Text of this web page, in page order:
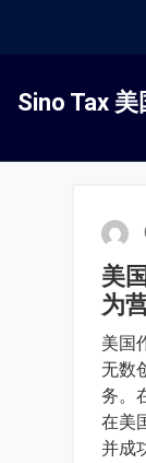
Sino Tax
美
为
美国
无数
务。
在美
并成